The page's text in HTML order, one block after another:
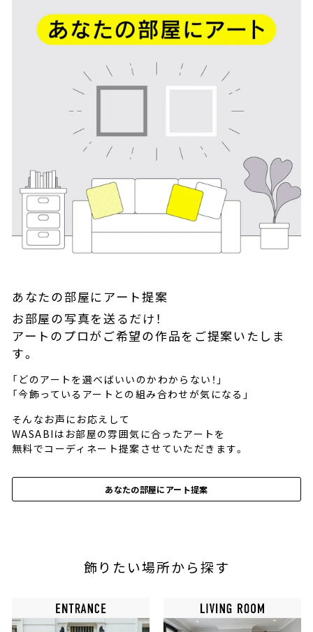
あなたの部屋にアート提案
お部屋の写真を送るだけ！
アートのプロがご希望の作品をご提案いたしま
す。
「どのアートを選べばいいのかわからない！」
「今飾っているアートとの組み合わせが気になる」
そんなお声にお応えして
WASABIはお部屋の雰囲気に合ったアートを
無料でコーディネート提案させていただきます。
あなたの部屋にアート提案
飾りたい場所から探す